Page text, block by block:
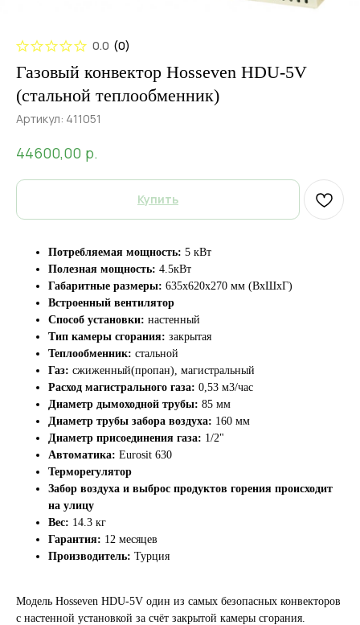
0.0 (0)
Газовый конвектор Hosseven HDU-5V
(стальной теплообменник)
Артикул: 411051
44600,00 р.
Купить
Потребляемая мощность: 5 кВт
Полезная мощность: 4.5кВт
Габаритные размеры: 635x620x270 мм (ВxШxГ)
Встроенный вентилятор
Способ установки: настенный
Тип камеры сгорания: закрытая
Теплообменник: стальной
Газ: сжиженный(пропан), магистральный
Расход магистрального газа: 0,53 м3/час
Диаметр дымоходной трубы: 85 мм
Диаметр трубы забора воздуха: 160 мм
Диаметр присоединения газа: 1/2"
Автоматика: Eurosit 630
Терморегулятор
Забор воздуха и выброс продуктов горения происходит
на улицу
Вес: 14.3 кг
Гарантия: 12 месяцев
Производитель: Турция
Модель Hosseven HDU-5V один из самых безопасных конвекторов
с настенной установкой за счёт закрытой камеры сгорания.